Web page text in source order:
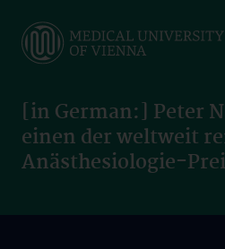
main
[in German:] Peter
einen der weltweit
Anästhesiologie-